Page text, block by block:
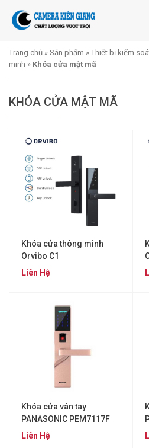
Trang chủ » Sản phẩm » Thiết bị kiểm
minh » Khóa cửa mật mã
KHÓA CỬA MẬT MÃ
Khóa cửa thông minh
Orvibo C1
Liên Hệ
Khóa cửa vân tay
PANASONIC PEM7117F
Liên Hệ